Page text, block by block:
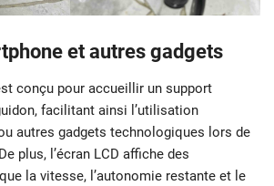
et autres gadgets
conçu pour accueillir un support
facilitant ainsi l’utilisation
autres gadgets technologiques lors de
plus, l’écran LCD affiche des
la vitesse, l’autonomie restante et le